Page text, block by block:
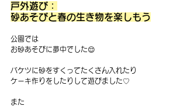
戸外遊び：
砂あそびと春の生き物を楽しもう
公園では
お砂あそびに夢中でした😌
バケツに砂をすくってたくさん入れたり
ケーキ作りをしたりして遊びました♡
また